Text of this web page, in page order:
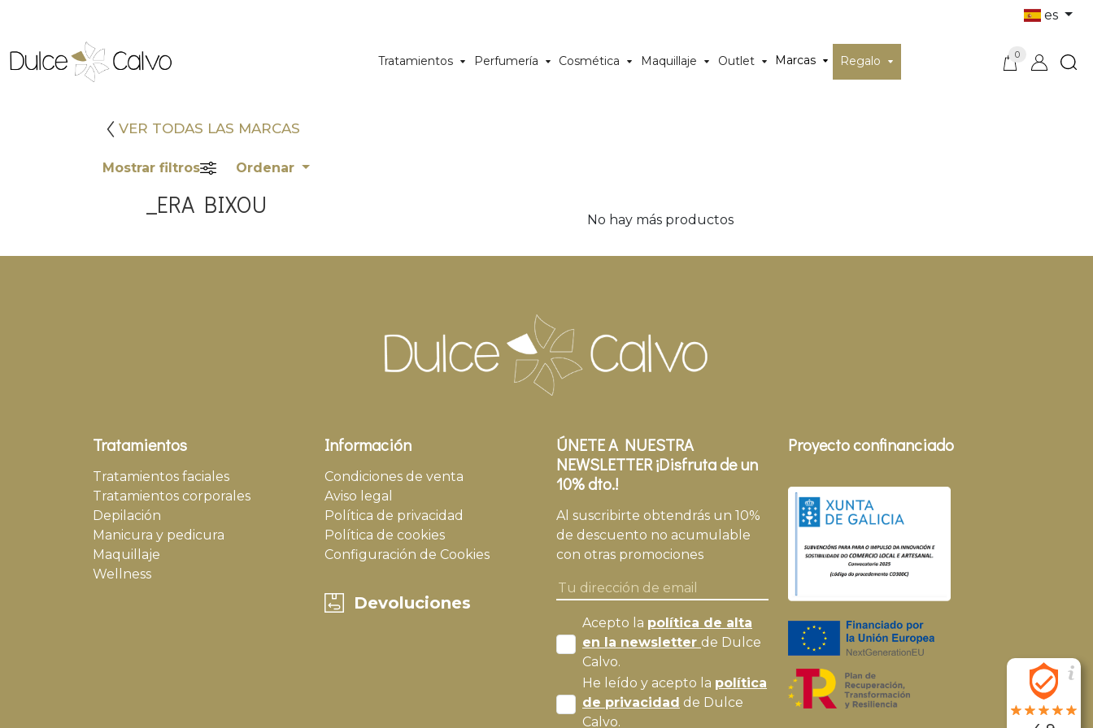
es
Tratamientos Perfumería Cosmética Maquillaje Outlet Marcas Regalo 0
VER TODAS LAS MARCAS
Mostrar filtros Ordenar
_ERA BIXOU
No hay más productos
Tratamientos
Tratamientos faciales
Tratamientos corporales
Depilación
Manicura y pedicura
Maquillaje
Wellness
Información
Condiciones de venta
Aviso legal
Política de privacidad
Política de cookies
Configuración de Cookies
Devoluciones
ÚNETE A NUESTRA
NEWSLETTER ¡Disfruta de un
10% dto.!
Al suscribirte obtendrás un 10%
de descuento no acumulable
con otras promociones
Acepto la política de alta
en la newsletter de Dulce
Calvo.
He leído y acepto la política
de privacidad de Dulce
Calvo.
Proyecto confinanciado